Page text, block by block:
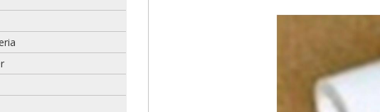
de factura, guía o boleta: